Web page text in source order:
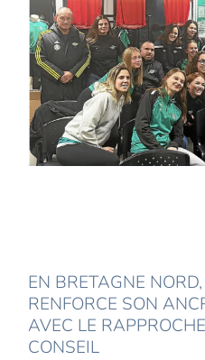
EN BRETAGNE
RENFORCE SON
AVEC LE
CONSEIL